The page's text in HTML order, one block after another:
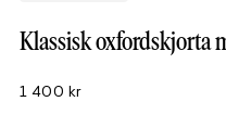
Klassisk oxfordskjorta
1 400 kr